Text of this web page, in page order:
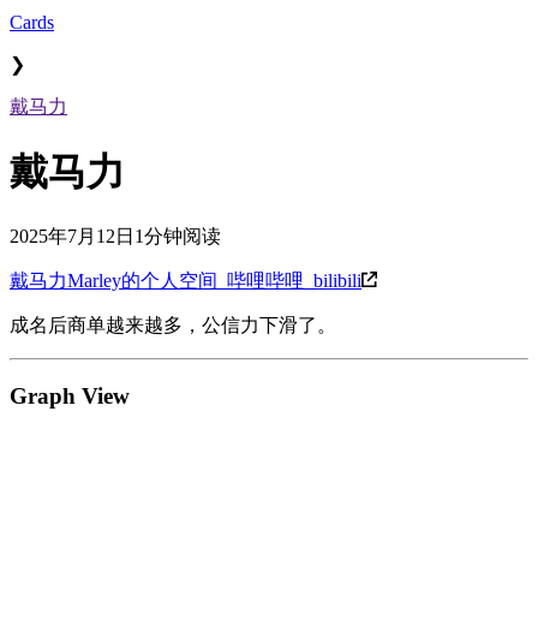
Cards
❯
戴马力
戴马力
2025年7月12日 1分钟阅读
戴马力Marley的个人空间_哔哩哔哩_bilibili
成名后商单越来越多，公信力下滑了。
Graph View